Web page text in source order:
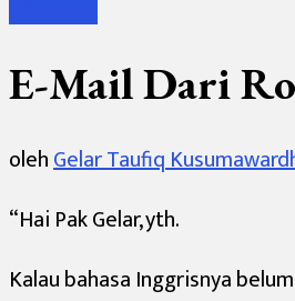
E-Mail Dari
olehGelar Taufiq
“Hai Pak Gelar, yth.
Kalau bahasa Inggrisnya